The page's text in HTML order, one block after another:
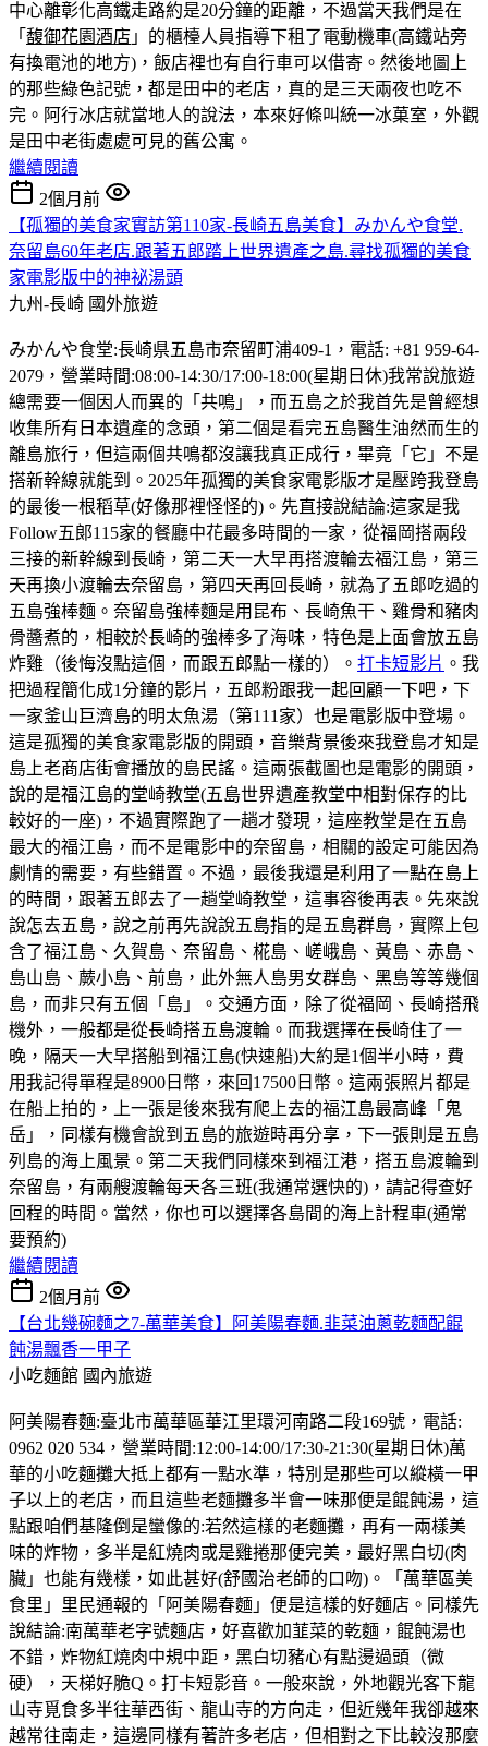
中心離彰化高鐵走路約是20分鐘的距離，不過當天我們是在
「 馥御花園酒店 」的櫃檯人員指導下租了電動機車(高鐵站旁
有換電池的地方)，飯店裡也有自行車可以借寄。然後地圖上
的那些綠色記號，都是田中的老店，真的是三天兩夜也吃不
完。 阿行冰店就當地人的說法，本來好條叫統一冰菓室，外觀
是田中老街處處可見的舊公寓。
繼續閱讀
2個月前
【孤獨的美食家實訪第110家-長崎五島美食】みかんや食堂.
奈留島60年老店.跟著五郎踏上世界遺產之島.尋找孤獨的美食
家電影版中的神祕湯頭
九州-長崎 國外旅遊
みかんや食堂:長崎県五島市奈留町浦409-1，電話: +81 959-64-
2079，營業時間:08:00-14:30/17:00-18:00(星期日休)我常說旅遊
總需要一個因人而異的「共鳴」，而五島之於我首先是曾經想
收集所有日本遺產的念頭，第二個是看完五島醫生油然而生的
離島旅行，但這兩個共鳴都沒讓我真正成行，畢竟「它」不是
搭新幹線就能到。2025年孤獨的美食家電影版才是壓跨我登島
的最後一根稻草(好像那裡怪怪的)。先直接說結論:這家是我
Follow五郞115家的餐廳中花最多時間的一家，從福岡搭兩段
三接的新幹線到長崎，第二天一大早再搭渡輪去福江島，第三
天再換小渡輪去奈留島，第四天再回長崎，就為了五郎吃過的
五島強棒麵。奈留島強棒麵是用昆布、長崎魚干、雞骨和豬肉
骨醬煮的，相較於長崎的強棒多了海味，特色是上面會放五島
炸雞（後悔沒點這個，而跟五郎點一樣的）。 打卡短影片 。我
把過程簡化成1分鐘的影片，五郎粉跟我一起回顧一下吧，下
一家釜山巨濟島的明太魚湯（第111家）也是電影版中登場。
這是孤獨的美食家電影版的開頭，音樂背景後來我登島才知是
島上老商店街會播放的島民謠。這兩張截圖也是電影的開頭，
說的是福江島的堂崎教堂(五島世界遺產教堂中相對保存的比
較好的一座)，不過實際跑了一趟才發現，這座教堂是在五島
最大的福江島，而不是電影中的奈留島，相關的設定可能因為
劇情的需要，有些錯置。不過，最後我還是利用了一點在島上
的時間，跟著五郎去了一趟堂崎教堂，這事容後再表。先來說
說怎去五島，說之前再先說說五島指的是五島群島，實際上包
含了福江島、久賀島、奈留島、椛島、嵯峨島、黃島、赤島、
島山島、蕨小島、前島，此外無人島男女群島、黑島等等幾個
島，而非只有五個「島」。交通方面，除了從福岡、長崎搭飛
機外，一般都是從長崎搭五島渡輪。而我選擇在長崎住了一
晚，隔天一大早搭船到福江島(快速船)大約是1個半小時，費
用我記得單程是8900日幣，來回17500日幣。這兩張照片都是
在船上拍的，上一張是後來我有爬上去的福江島最高峰「鬼
岳」，同樣有機會說到五島的旅遊時再分享，下一張則是五島
列島的海上風景。第二天我們同樣來到福江港，搭五島渡輪到
奈留島，有兩艘渡輪每天各三班(我通常選快的)，請記得查好
回程的時間。當然，你也可以選擇各島間的海上計程車(通常
要預約)
繼續閱讀
2個月前
【台北幾碗麵之7-萬華美食】阿美陽春麵.韭菜油蔥乾麵配餛
飩湯飄香一甲子
小吃麵館 國內旅遊
阿美陽春麵:臺北市萬華區華江里環河南路二段169號，電話:
0962 020 534，營業時間:12:00-14:00/17:30-21:30(星期日休)萬
華的小吃麵攤大抵上都有一點水準，特別是那些可以縱橫一甲
子以上的老店，而且這些老麵攤多半會一味那便是餛飩湯，這
點跟咱們基隆倒是蠻像的:若然這樣的老麵攤，再有一兩樣美
味的炸物，多半是紅燒肉或是雞捲那便完美，最好黑白切(肉
臟」也能有幾樣，如此甚好(舒國治老師的口吻)。「萬華區美
食里」里民通報的「阿美陽春麵」便是這樣的好麵店。同樣先
說結論:南萬華老字號麵店，好喜歡加韮菜的乾麵，餛飩湯也
不錯，炸物紅燒肉中規中距，黑白切豬心有點燙過頭（微
硬），天梯好脆Q。打卡短影音。一般來說，外地觀光客下龍
山寺覓食多半往華西街、龍山寺的方向走，但近幾年我卻越來
越常往南走，這邊同樣有著許多老店，但相對之下比較沒那麼